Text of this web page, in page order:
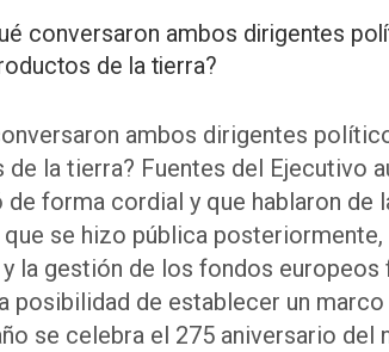
conversaron ambos dirigentes
de la tierra?
ambos dirigentes
de la tierra? Fuentes del Ejecutivo
forma cordial y que hablaron de
que se hizo pública
y la gestión de los fondos
posibilidad de establecer un
se celebra el 275 aniversario del